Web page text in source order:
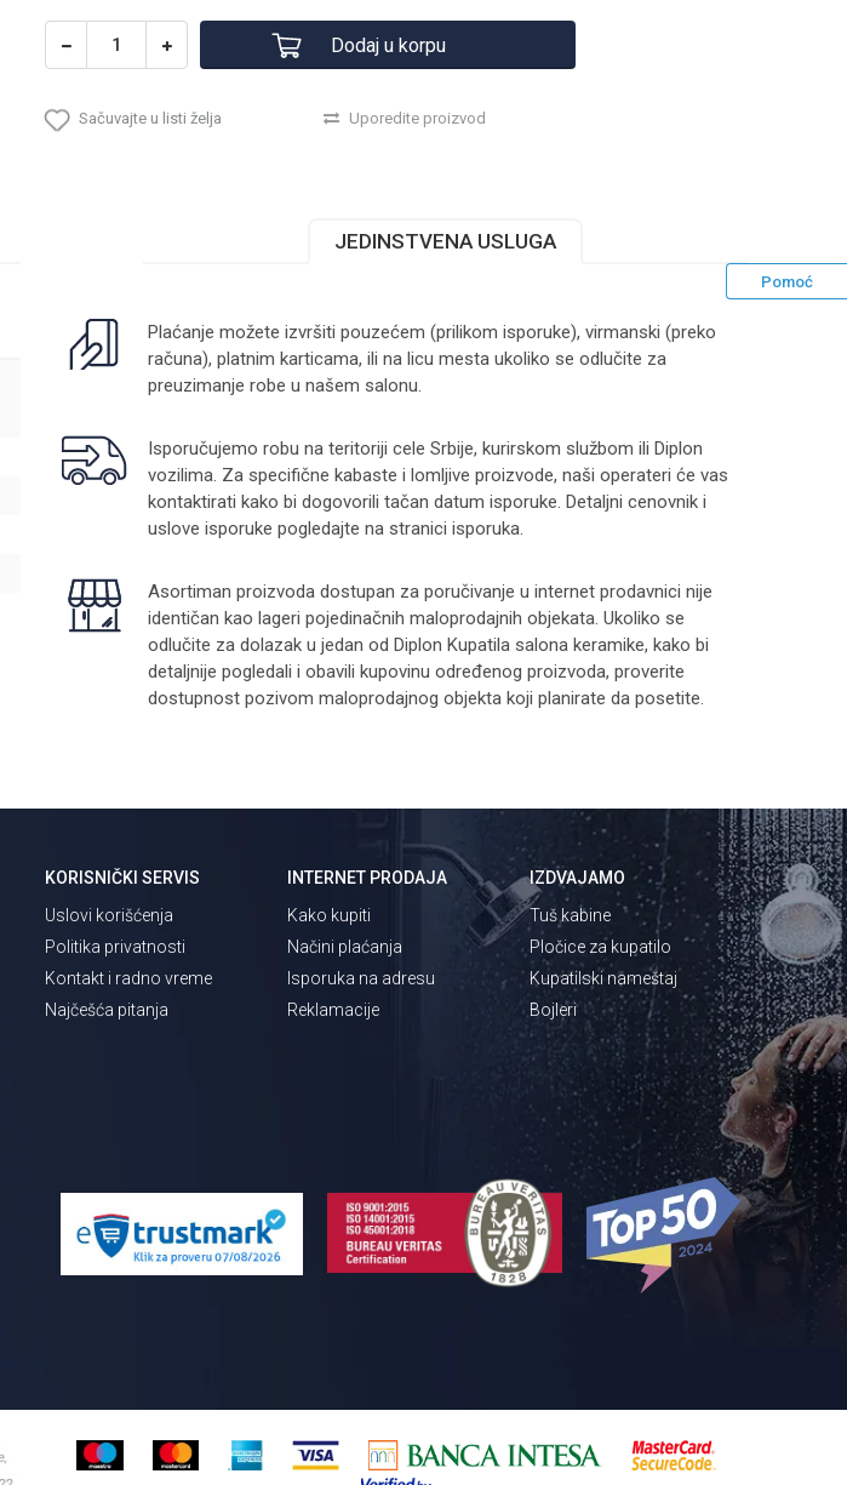
Dodaj u korpu
Sačuvajte u listi želja Uporedite proizvod
Pomoć
JEDINSTVENA USLUGA
Plaćanje možete izvršiti pouzećem (prilikom isporuke), virmanski (preko
računa), platnim karticama, ili na licu mesta ukoliko se odlučite za
preuzimanje robe u našem salonu.
Isporučujemo robu na teritoriji cele Srbije, kurirskom službom ili Diplon
vozilima. Za specifične kabaste i lomljive proizvode, naši operateri će vas
kontaktirati kako bi dogovorili tačan datum isporuke. Detaljni cenovnik i
uslove isporuke pogledajte na straniciisporuka.
Asortiman proizvoda dostupan za poručivanje u internet prodavnici nije
identičan kao lageri pojedinačnih maloprodajnih objekata. Ukoliko se
odlučite za dolazak u jedan od Diplon Kupatila salona keramike, kako bi
detaljnije pogledali i obavili kupovinu određenog proizvoda, proverite
dostupnost pozivom maloprodajnog objekta koji planirate da posetite.
KORISNIČKI SERVIS
Uslovi korišćenja
Politika privatnosti
Kontakt i radno vreme
Najčešća pitanja
INTERNET PRODAJA
Kako kupiti
Načini plaćanja
Isporuka na adresu
Reklamacije
IZDVAJAMO
Tuš kabine
Pločice za kupatilo
Kupatilski nameštaj
Bojleri